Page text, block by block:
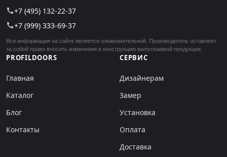
call+7 (495) 132-22-37
call+7 (999) 333-69-37
Вся информация на сайте является ознакомительной. Производитель оставляет
за собой право вносить изменения в конструкцию выпускаемой продукции.
PROFILDOORS
Главная
Каталог
Блог
Контакты
СЕРВИС
Дизайнерам
Замер
Установка
Оплата
Доставка